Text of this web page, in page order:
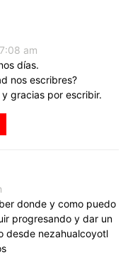
am
días.
nos escribres?
gracias por escribir.
donde y como puedo
progresando y dar un
desde nezahualcoyotl